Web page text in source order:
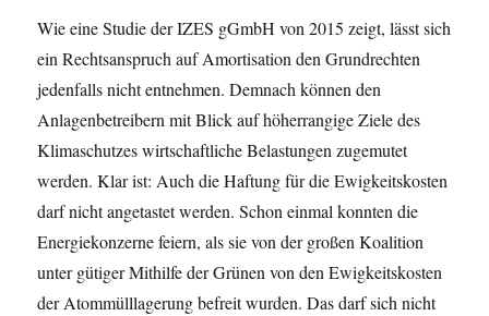
Wie eine Studie der IZES gGmbH von 2015 zeigt, lässt sich
ein Rechtsanspruch auf Amortisation den Grundrechten
jedenfalls nicht entnehmen. Demnach können den
Anlagenbetreibern mit Blick auf höherrangige Ziele des
Klimaschutzes wirtschaftliche Belastungen zugemutet
werden. Klar ist: Auch die Haftung für die Ewigkeitskosten
darf nicht angetastet werden. Schon einmal konnten die
Energiekonzerne feiern, als sie von der großen Koalition
unter gütiger Mithilfe der Grünen von den Ewigkeitskosten
der Atommülllagerung befreit wurden. Das darf sich nicht